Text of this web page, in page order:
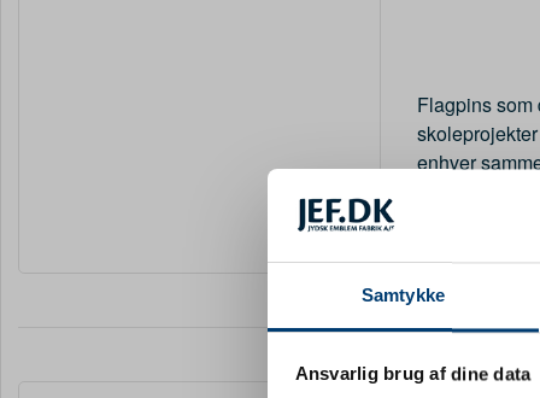
Samtykke
Ansvarlig brug af dine data
Flagpins
enhver